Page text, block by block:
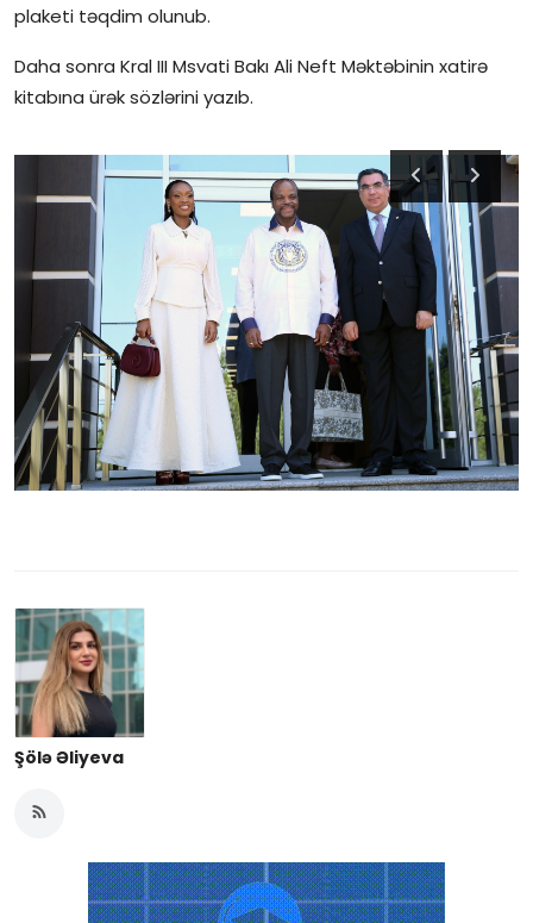
plaketi təqdim olunub.
Daha sonra Kral III Msvati Bakı Ali Neft Məktəbinin xatirə
kitabına ürək sözlərini yazıb.
Şölə Əliyeva